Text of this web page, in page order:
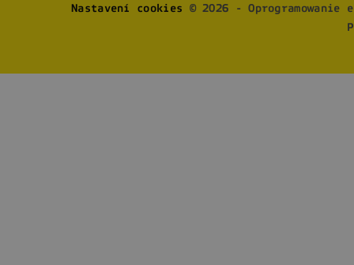
Nastavení cookies
© 2026 - Oprogramowanie